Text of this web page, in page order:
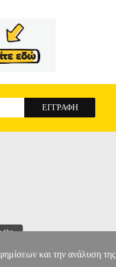
και την ανάλυση της